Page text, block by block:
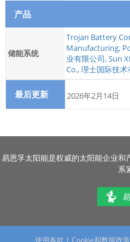
产品
储能系统
Trojan Battery
Manufacturing,
业有限公司,Sun
Co.,理士国际技术
最后更新 2026年2月14日
易恩孚太阳能是权威的太阳能企业
系
使用条款 | Cookie和数据政策